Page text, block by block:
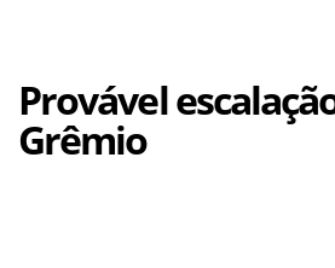
Provável
Grêmio